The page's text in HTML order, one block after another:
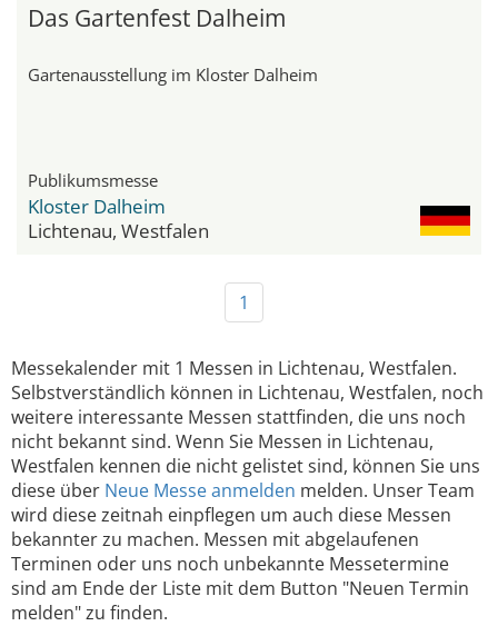
Das Gartenfest Dalheim
Gartenausstellung im Kloster Dalheim
Publikumsmesse
Kloster Dalheim
Lichtenau, Westfalen
1
Messekalender mit 1 Messen in Lichtenau, Westfalen.
Selbstverständlich können in Lichtenau, Westfalen, noch
weitere interessante Messen stattfinden, die uns noch
nicht bekannt sind. Wenn Sie Messen in Lichtenau,
Westfalen kennen die nicht gelistet sind, können Sie uns
diese über Neue Messe anmelden melden. Unser Team
wird diese zeitnah einpflegen um auch diese Messen
bekannter zu machen. Messen mit abgelaufenen
Terminen oder uns noch unbekannte Messetermine
sind am Ende der Liste mit dem Button "Neuen Termin
melden" zu finden.